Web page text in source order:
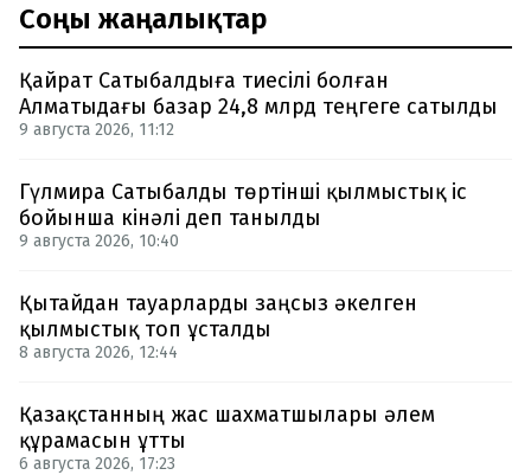
Соңғы жаңалықтар
Қайрат Сатыбалдыға тиесілі болған
Алматыдағы базар 24,8 млрд теңгеге сатылды
9 августа 2026, 11:12
Гүлмира Сатыбалды төртінші қылмыстық іс
бойынша кінәлі деп танылды
9 августа 2026, 10:40
Қытайдан тауарларды заңсыз әкелген
қылмыстық топ ұсталды
8 августа 2026, 12:44
Қазақстанның жас шахматшылары әлем
құрамасын ұтты
6 августа 2026, 17:23